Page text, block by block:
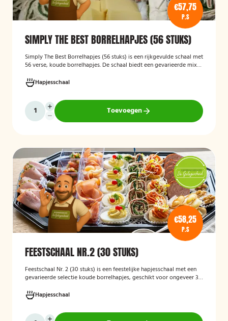
€57,75
P.S
SIMPLY THE BEST BORRELHAPJES (56 STUKS)
Simply The Best Borrelhapjes (56 stuks) is een rijkgevulde schaal met
56 verse, koude borrelhapjes. De schaal biedt een gevarieerde mix
recepties en andere bijeenkomsten. De hapjes worden kant-en-klaar
geleverd, zodat u zonder voorbereiding uw gasten kunt trakteren op
een smakelijke en verzorgde borrelplank.
Hapjesschaal
Toevoegen
€58,25
P.S
FEESTSCHAAL NR.2 (30 STUKS)
Feestschaal Nr. 2 (30 stuks) is een feestelijke hapjesschaal met een
gevarieerde selectie koude borrelhapjes, geschikt voor ongeveer 30
feestelijke gelegenheden en biedt een gemakkelijke, kant-en-klare
oplossing voor het serveren van smakelijke hapjes aan uw gasten.
Hapjesschaal